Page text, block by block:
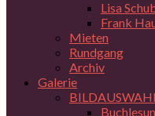
Lisa
Frank
Mieten
Rundgang
Archiv
Galerie